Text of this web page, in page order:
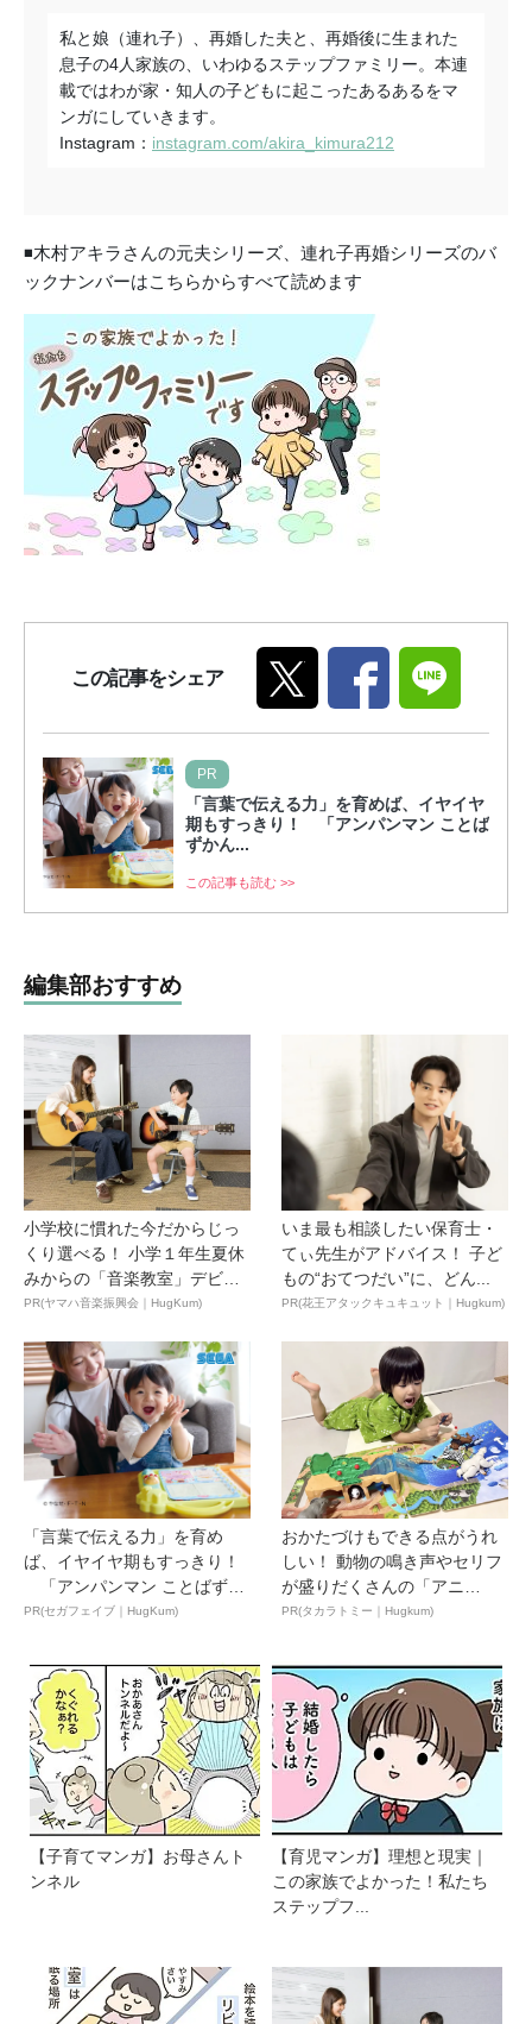
私と娘（連れ子）、再婚した夫と、 再婚後に生まれた
息子の4人家族の、 いわゆるステップファミリー。本連
載ではわが家・知人の子どもに起こったあるあるをマ
ンガにしていきます。
Instagram： instagram.com/akira_kimura212
◾️木村アキラさんの元夫シリーズ、連れ子再婚シリーズのバ
ックナンバーはこちらからすべて読めます
この記事をシェア
PR
「言葉で伝える力」を育めば、イヤイヤ
期もすっきり！ 「アンパンマン ことば
ずかん...
この記事も読む >>
編集部おすすめ
小学校に慣れた今だからじっ
くり選べる！ 小学１年生夏休
みからの「音楽教室」デビ
ュ...
PR(ヤマハ音楽振興会｜HugKum)
いま最も相談したい保育士・
てぃ先生がアドバイス！ 子ど
もの“おてつだい”に、どん...
PR(花王アタックキュキュット｜Hugkum)
「言葉で伝える力」を育め
ば、イヤイヤ期もすっきり！
「アンパンマン ことばずか
ん...
PR(セガフェイブ｜HugKum)
おかたづけもできる点がうれ
しい！ 動物の鳴き声やセリフ
が盛りだくさんの「アニ
ア ...
PR(タカラトミー｜Hugkum)
【子育てマンガ】お母さんト
ンネル
【育児マンガ】理想と現実｜
この家族でよかった！私たち
ステップフ...